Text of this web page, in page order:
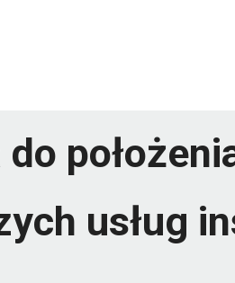
usług